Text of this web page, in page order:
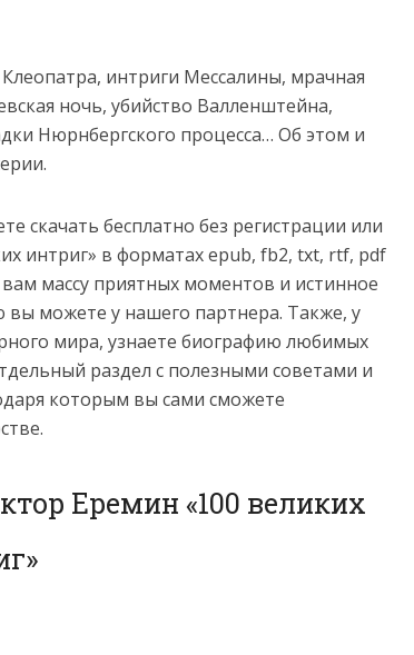
интриги Мессалины, мрачная
ночь, убийство Валленштейна,
Нюрнбергского процесса… Об этом и
скачать бесплатно без регистрации или
интриг» в форматах epub, fb2, txt, rtf, pdf
массу приятных моментов и истинное
вы можете у нашего партнера. Также, у
мира, узнаете биографию любимых
раздел с полезными советами и
которым вы сами сможете
Еремин «100 великих